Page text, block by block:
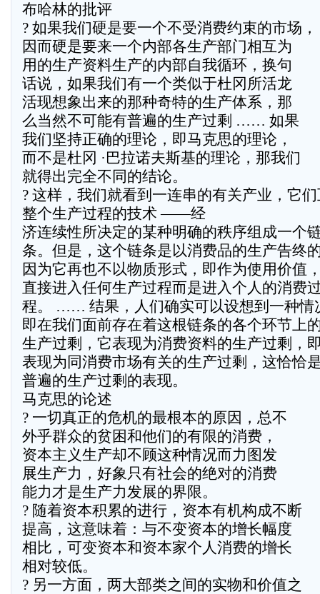
布哈林的批评
? 如果我们硬是要一个不受消费约束的市场，
因而硬是要来一个内部各生产部门相互为
用的生产资料生产的内部自我循环，换句
话说，如果我们有一个类似于杜冈所活龙
活现想象出来的那种奇特的生产体系，那
么当然不可能有普遍的生产过剩 …… 如果
我们坚持正确的理论，即马克思的理论，
而不是杜冈 ·巴拉诺夫斯基的理论，那我们
就得出完全不同的结论。
? 这样，我们就看到一连串的有关产业，它
整个生产过程的技术 ——经
济连续性所决定的某种明确的秩序组成一个
条。但是，这个链条是以消费品的生产告终
因为它再也不以物质形式，即作为使用价值
直接进入任何生产过程而是进入个人的消费
程。 …… 结果，人们确实可以设想到一种情
即在我们面前存在着这根链条的各个环节上
生产过剩，它表现为消费资料的生产过剩，
表现为同消费市场有关的生产过剩，这恰恰
普遍的生产过剩的表现。
马克思的论述
? 一切真正的危机的最根本的原因，总不
外乎群众的贫困和他们的有限的消费，
资本主义生产却不顾这种情况而力图发
展生产力，好象只有社会的绝对的消费
能力才是生产力发展的界限。
? 随着资本积累的进行，资本有机构成不断
提高，这意味着：与不变资本的增长幅度
相比，可变资本和资本家个人消费的增长
相对较低。
? 另一方面，两大部类之间的实物和价值之